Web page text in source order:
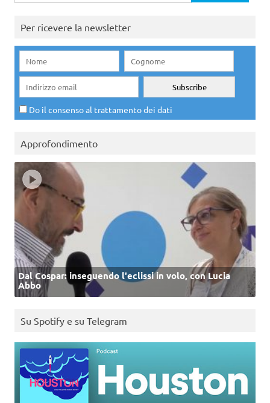
per:
Per ricevere la newsletter
Do il consenso al trattamento dei dati
Approfondimento
Dal Cospar: inseguendo l'eclissi in volo, con Lucia
Abbo
Su Spotify e su Telegram